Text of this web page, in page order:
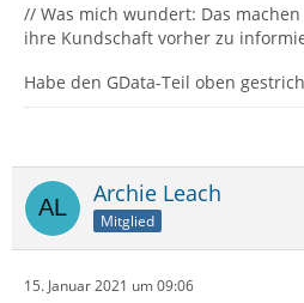
// Was mich wundert: Das
ihre Kundschaft vorher zu
Habe den GData-Teil oben
Archie Leach
Mitglied
15. Januar 2021 um 09:06